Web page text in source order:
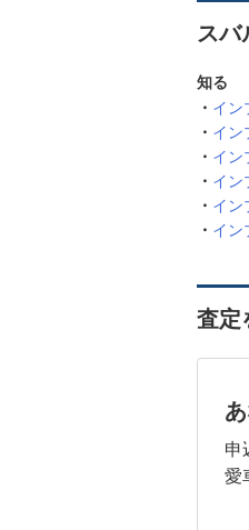
スバ
知る
イン
イン
イン
イン
イン
イン
査定
申
愛